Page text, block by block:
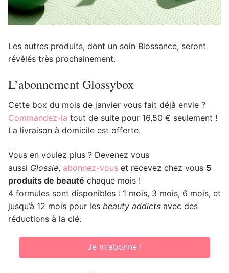
Les autres produits, dont un soin Biossance, seront
révélés très prochainement.
L’abonnement Glossybox
Cette box du mois de janvier vous fait déjà envie ?
Commandez-la tout de suite pour 16,50 € seulement !
La livraison à domicile est offerte.
Vous en voulez plus ? Devenez vous
aussi Glossie, abonnez-vous et recevez chez vous 5
produits de beauté chaque mois !
4 formules sont disponibles : 1 mois, 3 mois, 6 mois, et
jusqu’à 12 mois pour les beauty addicts avec des
réductions à la clé.
Je m'abonne !